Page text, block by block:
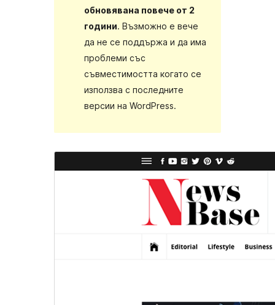
обновявана повече от 2
години. Възможно е вече
да не се поддържа и да има
проблеми със
съвместимостта когато се
използва с последните
версии на WordPress.